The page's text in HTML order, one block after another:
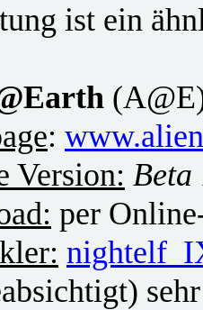
ist ein
:
Version: Beta
per